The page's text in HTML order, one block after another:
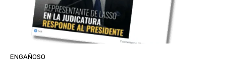
ENGAÑOSO